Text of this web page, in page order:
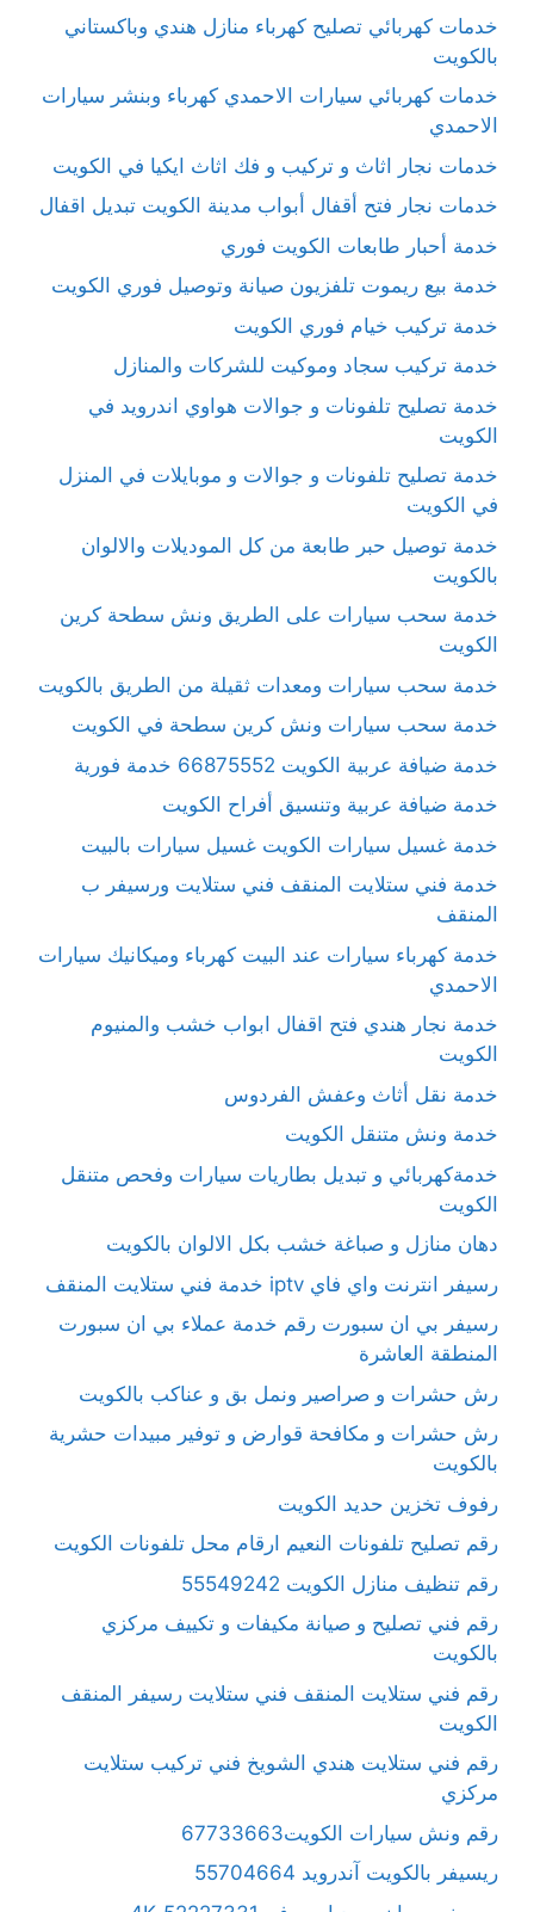
خدمات كهربائي تصليح كهرباء منازل هندي وباكستاني
بالكويت
خدمات كهربائي سيارات الاحمدي كهرباء وبنشر سيارات
الاحمدي
خدمات نجار اثاث و تركيب و فك اثاث ايكيا في الكويت
خدمات نجار فتح أقفال أبواب مدينة الكويت تبديل اقفال
خدمة أحبار طابعات الكويت فوري
خدمة بيع ريموت تلفزيون صيانة وتوصيل فوري الكويت
خدمة تركيب خيام فوري الكويت
خدمة تركيب سجاد وموكيت للشركات والمنازل
خدمة تصليح تلفونات و جوالات هواوي اندرويد في
الكويت
خدمة تصليح تلفونات و جوالات و موبايلات في المنزل
في الكويت
خدمة توصيل حبر طابعة من كل الموديلات والالوان
بالكويت
خدمة سحب سيارات على الطريق ونش سطحة كرين
الكويت
خدمة سحب سيارات ومعدات ثقيلة من الطريق بالكويت
خدمة سحب سيارات ونش كرين سطحة في الكويت
خدمة ضيافة عربية الكويت 66875552 خدمة فورية
خدمة ضيافة عربية وتنسيق أفراح الكويت
خدمة غسيل سيارات الكويت غسيل سيارات بالبيت
خدمة فني ستلايت المنقف فني ستلايت ورسيفر ب
المنقف
خدمة كهرباء سيارات عند البيت كهرباء وميكانيك سيارات
الاحمدي
خدمة نجار هندي فتح اقفال ابواب خشب والمنيوم
الكويت
خدمة نقل أثاث وعفش الفردوس
خدمة ونش متنقل الكويت
خدمةكهربائي و تبديل بطاريات سيارات وفحص متنقل
الكويت
دهان منازل و صباغة خشب بكل الالوان بالكويت
رسيفر انترنت واي فاي iptv خدمة فني ستلايت المنقف
رسيفر بي ان سبورت رقم خدمة عملاء بي ان سبورت
المنطقة العاشرة
رش حشرات و صراصير ونمل بق و عناكب بالكويت
رش حشرات و مكافحة قوارض و توفير مبيدات حشرية
بالكويت
رفوف تخزين حديد الكويت
رقم تصليح تلفونات النعيم ارقام محل تلفونات الكويت
رقم تنظيف منازل الكويت 55549242
رقم فني تصليح و صيانة مكيفات و تكييف مركزي
بالكويت
رقم فني ستلايت المنقف فني ستلايت رسيفر المنقف
الكويت
رقم فني ستلايت هندي الشويخ فني تركيب ستلايت
مركزي
رقم ونش سيارات الكويت67733663
ريسيفر بالكويت آندرويد 55704664